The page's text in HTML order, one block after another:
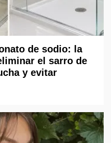
de sodio: la
el sarro de
y evitar